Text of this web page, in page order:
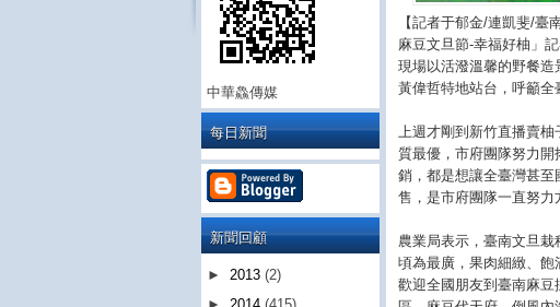
【記者于郁金/連凱斐/臺
麻豆文旦節-幸福好柚」
現場以活潑溫馨的野餐
黃偉哲特地站台，呼籲全
上週才剛到新竹直播賣
質最優，市府團隊努力
銷，都是想讓全臺灣甚
售，是市府團隊一直努力
農業局表示，臺南文旦
頃為最廣，果肉細緻、飽
歡迎全國朋友到臺南麻
中華鱻傳媒
每日新聞
新聞回顧
► 2013 (2)